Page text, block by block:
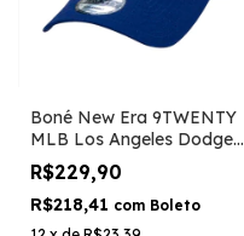
Boné New Era 9TWENTY
MLB Los Angeles Dodgers
- Azul
R$229,90
R$218,41 com Boleto